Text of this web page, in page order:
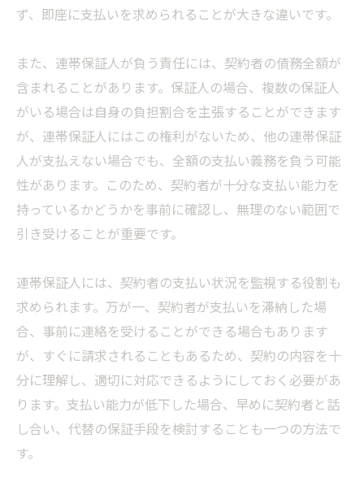
ず、即座に支払いを求められることが大きな違いです。
また、連帯保証人が負う責任には、契約者の債務全額が
含まれることがあります。保証人の場合、複数の保証人
がいる場合は自身の負担割合を主張することができます
が、連帯保証人にはこの権利がないため、他の連帯保証
人が支払えない場合でも、全額の支払い義務を負う可能
性があります。このため、契約者が十分な支払い能力を
持っているかどうかを事前に確認し、無理のない範囲で
引き受けることが重要です。
連帯保証人には、契約者の支払い状況を監視する役割も
求められます。万が一、契約者が支払いを滞納した場
合、事前に連絡を受けることができる場合もあります
が、すぐに請求されることもあるため、契約の内容を十
分に理解し、適切に対応できるようにしておく必要があ
ります。支払い能力が低下した場合、早めに契約者と話
し合い、代替の保証手段を検討することも一つの方法で
す。